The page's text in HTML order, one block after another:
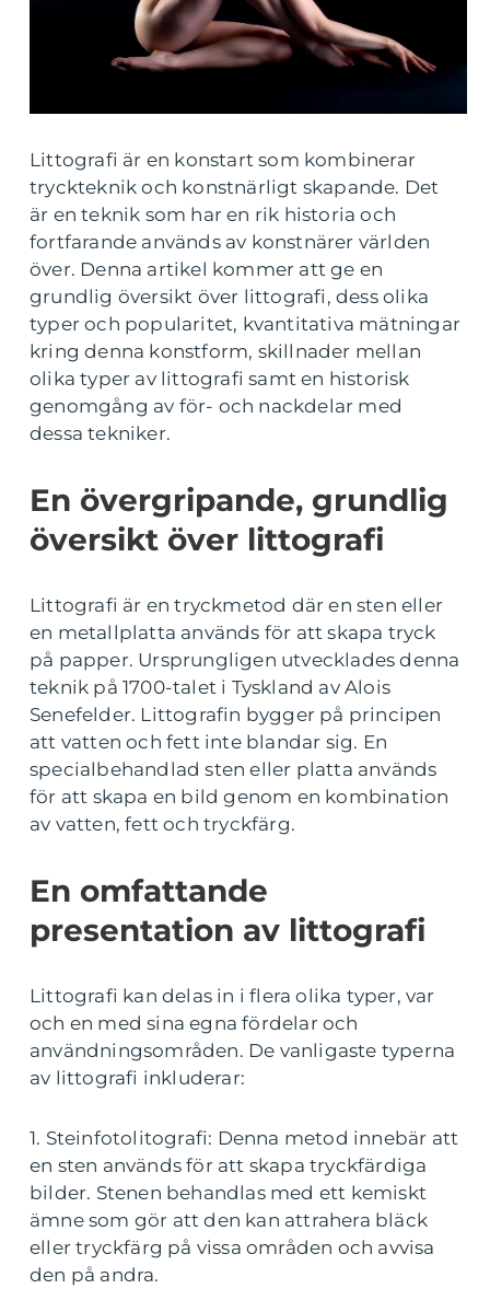
Littografi är en konstart som kombinerar
tryckteknik och konstnärligt skapande. Det
är en teknik som har en rik historia och
fortfarande används av konstnärer världen
över. Denna artikel kommer att ge en
grundlig översikt över littografi, dess olika
typer och popularitet, kvantitativa mätningar
kring denna konstform, skillnader mellan
olika typer av littografi samt en historisk
genomgång av för- och nackdelar med
dessa tekniker.
En övergripande, grundlig
översikt över littografi
Littografi är en tryckmetod där en sten eller
en metallplatta används för att skapa tryck
på papper. Ursprungligen utvecklades denna
teknik på 1700-talet i Tyskland av Alois
Senefelder. Littografin bygger på principen
att vatten och fett inte blandar sig. En
specialbehandlad sten eller platta används
för att skapa en bild genom en kombination
av vatten, fett och tryckfärg.
En omfattande
presentation av littografi
Littografi kan delas in i flera olika typer, var
och en med sina egna fördelar och
användningsområden. De vanligaste typerna
av littografi inkluderar:
1. Steinfotolitografi: Denna metod innebär att
en sten används för att skapa tryckfärdiga
bilder. Stenen behandlas med ett kemiskt
ämne som gör att den kan attrahera bläck
eller tryckfärg på vissa områden och avvisa
den på andra.